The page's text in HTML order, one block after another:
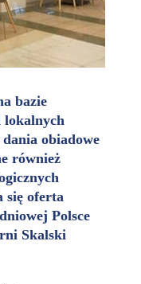
bazie
lokalnych
obiadowe
również
się oferta
Polsce
Skalski